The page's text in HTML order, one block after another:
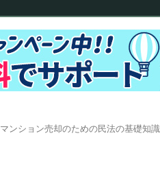
マンション売却のための民法の基礎知識